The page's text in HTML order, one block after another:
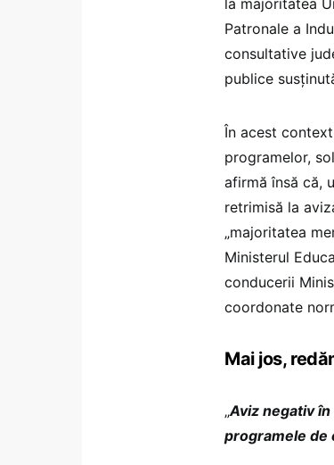
Patronale a
consultative
publice
În acest
programelor,
afirmă însă că,
retrimisă la
„majoritatea
Ministerul
conducerii
coordonate
Mai jos,
„Aviz negativ
programele de